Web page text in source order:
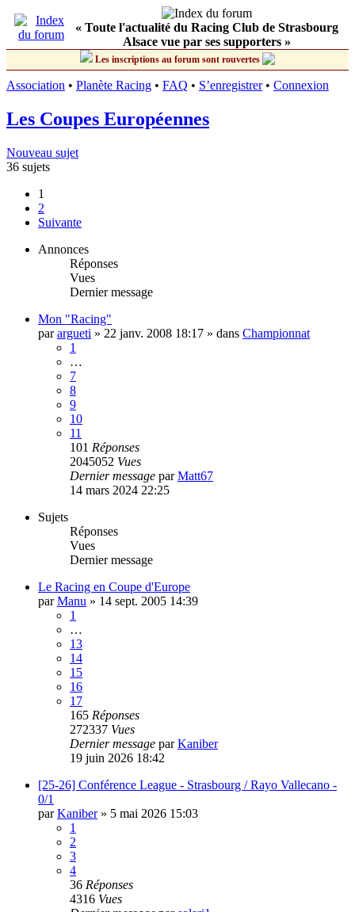
« Toute l'actualité du Racing Club de Strasbourg
Alsace vue par ses supporters »
Les inscriptions au forum sont rouvertes
Association • Planète Racing • FAQ • S’enregistrer• Connexion
Les Coupes Européennes
Nouveau sujet
36 sujets
1
2
Suivante
Annonces
Réponses
Vues
Dernier message
Mon "Racing"
parargueti » 22 janv. 2008 18:17 » dans Championnat
1
…
7
8
9
10
11
101 Réponses
2045052 Vues
Dernier message parMatt67
14 mars 2024 22:25
Sujets
Réponses
Vues
Dernier message
Le Racing en Coupe d'Europe
parManu » 14 sept. 2005 14:39
1
…
13
14
15
16
17
165 Réponses
272337 Vues
Dernier message parKaniber
19 juin 2026 18:42
[25-26] Conférence League - Strasbourg / Rayo Vallecano -
0/1
parKaniber» 5 mai 2026 15:03
1
2
3
4
36 Réponses
4316 Vues